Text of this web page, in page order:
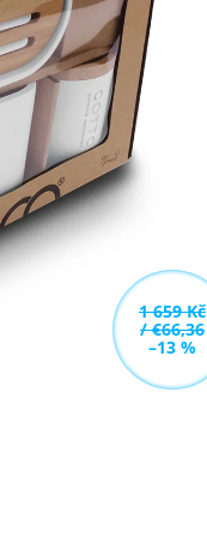
1 659 Kč
/ €66,36
–13 %